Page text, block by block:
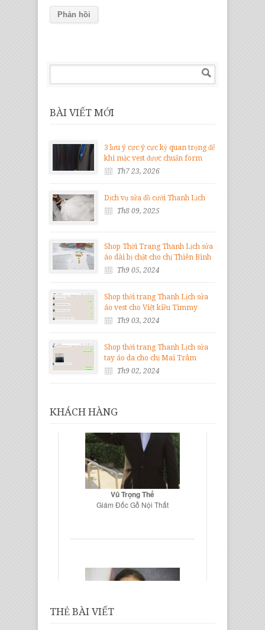
BÀI VIẾT MỚI
3 lưu ý cực ý cực kỳ quan trọng để
khi mặc vest được chuẩn form
Th7 23, 2026
Dịch vụ sửa đồ cưới Thanh Lịch
Th8 09, 2025
Shop Thời Trang Thanh Lịch sửa
áo dài bị chật cho chị Thiên Bình
Th9 05, 2024
Shop thời trang Thanh Lịch sửa
áo vest cho Việt kiều Timmy
Th9 03, 2024
Shop thời trang Thanh Lịch sửa
tay áo da cho chị Mai Trâm
Th9 02, 2024
KHÁCH HÀNG
Vũ Trọng Thế
Giám Đốc Gỗ Nội Thất
THẺ BÀI VIẾT